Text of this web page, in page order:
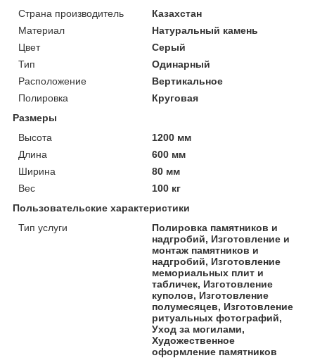
Страна производитель
Казахстан
Материал
Натуральный камень
Цвет
Серый
Тип
Одинарный
Расположение
Вертикальное
Полировка
Круговая
Размеры
Высота
1200 мм
Длина
600 мм
Ширина
80 мм
Вес
100 кг
Пользовательские характеристики
Тип услуги
Полировка памятников и
надгробий, Изготовление и
монтаж памятников и
надгробий, Изготовление
мемориальных плит и
табличек, Изготовление
куполов, Изготовление
полумесяцев, Изготовление
ритуальных фотографий,
Уход за могилами,
Художественное
оформление памятников